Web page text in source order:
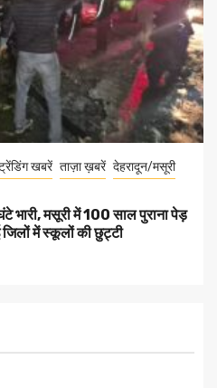
खबरें ताज़ा ख़बरें देहरादून/मसूरी
भारी, मसूरी में 100 साल पुराना पेड़
में स्कूलों की छुट्टी